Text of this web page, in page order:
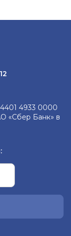
4933 0000
«Сбер Банк» в